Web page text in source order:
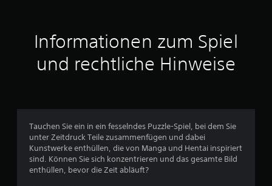
u
s
8
6
1
Informationen zum Spiel
und rechtliche Hinweise
Tauchen Sie ein in ein fesselndes Puzzle-Spiel, bei dem Sie
unter Zeitdruck Teile zusammenfügen und dabei
Kunstwerke enthüllen, die von Manga und Hentai inspiriert
sind. Können Sie sich konzentrieren und das gesamte Bild
enthüllen, bevor die Zeit abläuft?